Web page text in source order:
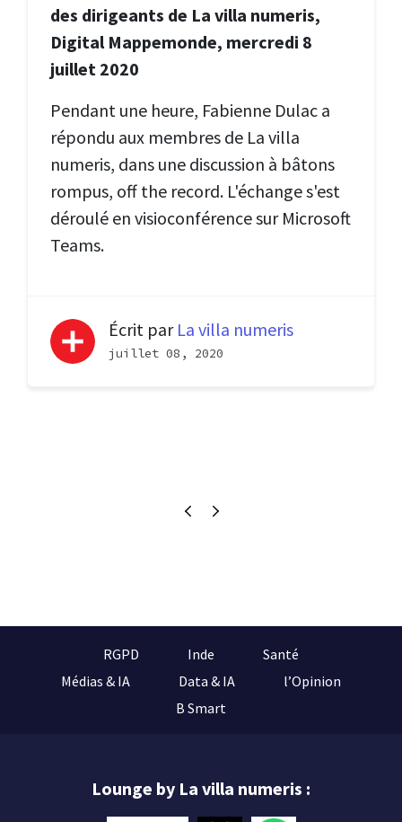
des dirigeants de La villa numeris,
Digital Mappemonde, mercredi 8
juillet 2020
Pendant une heure, Fabienne Dulac a
répondu aux membres de La villa
numeris, dans une discussion à bâtons
rompus, off the record. L'échange s'est
déroulé en visioconférence sur Microsoft
Teams.
Écrit par La villa numeris
juillet 08, 2020
RGPD Inde
Santé
Médias & IA
Data & IA
l’Opinion
B Smart
Lounge by La villa numeris :